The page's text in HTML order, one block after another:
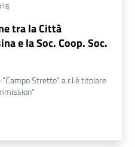
tra la Città
e la Soc. Coop. Soc.
Stretto” a r.l.è titolare